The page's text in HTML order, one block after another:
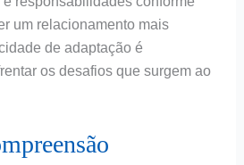
um relacionamento mais
de adaptação é
os desafios que surgem ao